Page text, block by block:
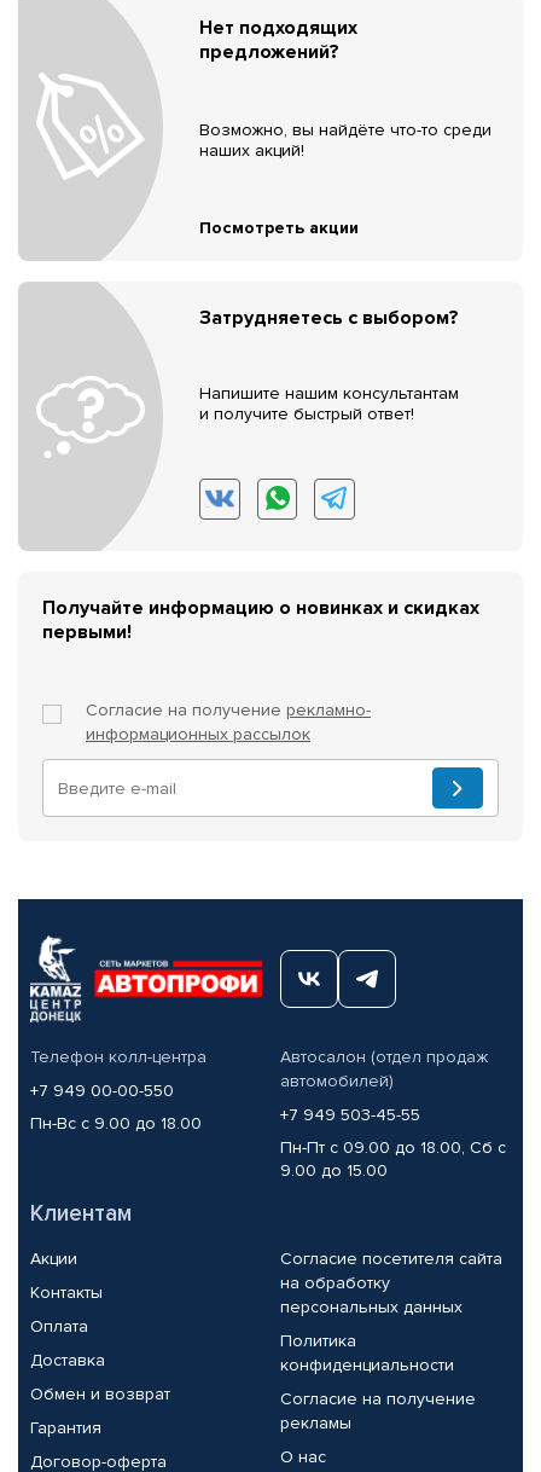
Нет подходящих
предложений?
Возможно, вы найдёте что-то среди
наших акций!
Посмотреть акции
Затрудняетесь с выбором?
Напишите нашим консультантам
и получите быстрый ответ!
Получайте информацию о новинках и скидках
первыми!
Согласие на получение рекламно-
информационных рассылок
Телефон колл-центра
+7 949 00-00-550
Пн-Вс с 9.00 до 18.00
Автосалон (отдел продаж
автомобилей)
+7 949 503-45-55
Пн-Пт с 09.00 до 18.00, Сб с
9.00 до 15.00
Клиентам
Акции
Контакты
Оплата
Доставка
Обмен и возврат
Гарантия
Договор-оферта
Согласие посетителя сайта
на обработку
персональных данных
Политика
конфиденциальности
Согласие на получение
рекламы
О нас